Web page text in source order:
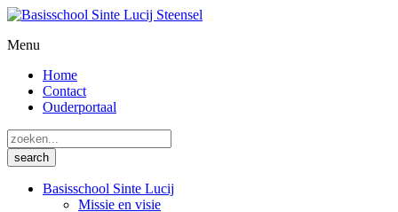
Menu
Home
Contact
Ouderportaal
Basisschool Sinte Lucij
Missie en visie